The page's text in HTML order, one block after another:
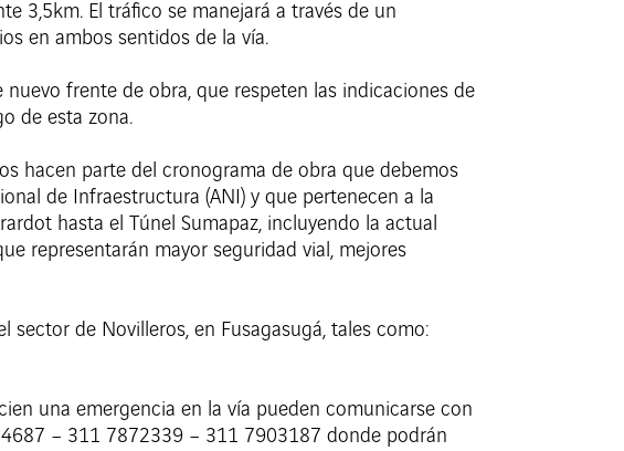
3,5km. El tráfico se manejará a través de un
en ambos sentidos de la vía.
frente de obra, que respeten las indicaciones de
de esta zona.
hacen parte del cronograma de obra que debemos
de Infraestructura (ANI) y que pertenecen a la
hasta el Túnel Sumapaz, incluyendo la actual
representarán mayor seguridad vial, mejores
de Novilleros, en Fusagasugá, tales como:
una emergencia en la vía pueden comunicarse con
– 311 7872339 – 311 7903187 donde podrán